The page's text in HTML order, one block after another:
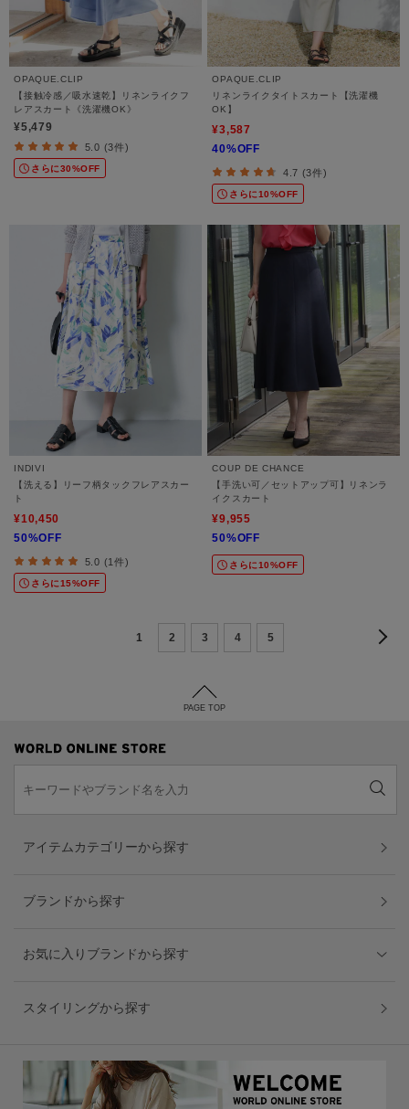
OPAQUE.CLIP
【接触冷感／吸水速乾】リネンライクフ
レアスカート《洗濯機OK》
¥5,479
5.0 (3件)
さらに30%OFF
OPAQUE.CLIP
リネンライクタイトスカート【洗濯機
OK】
¥3,587
40%OFF
4.7 (3件)
さらに10%OFF
INDIVI
【洗える】リーフ柄タックフレアスカー
ト
¥10,450
50%OFF
5.0 (1件)
さらに15%OFF
COUP DE CHANCE
【手洗い可／セットアップ可】リネンラ
イクスカート
¥9,955
50%OFF
さらに10%OFF
1 2 3 4 5
PAGE TOP
アイテムカテゴリーから探す
ブランドから探す
お気に入りブランドから探す
スタイリングから探す